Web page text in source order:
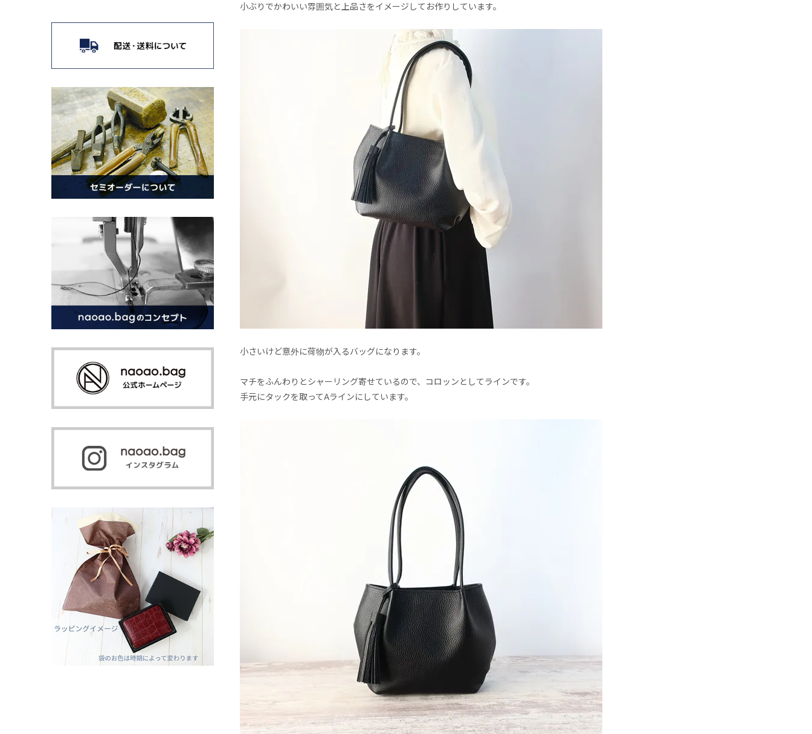
小ぶりでかわいい雰囲気と上品さをイメージしてお作りしています。
小さいけど意外に荷物が入るバッグになります。
マチをふんわりとシャーリング寄せているので、コロッンとしてラインです。
手元にタックを取ってAラインにしています。